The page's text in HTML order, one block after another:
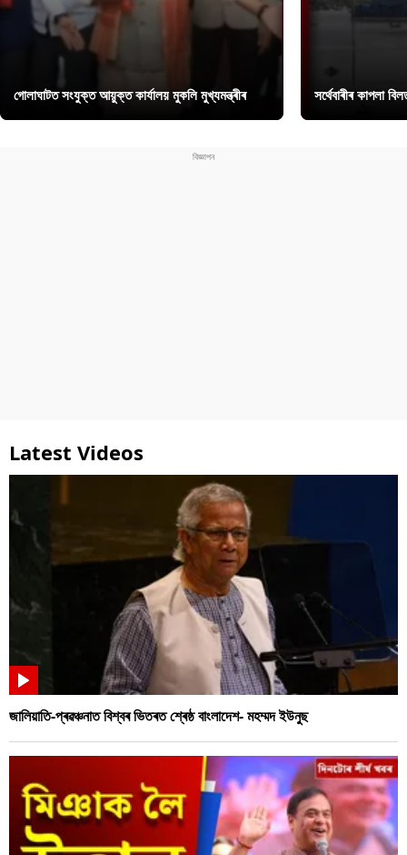
গোলাঘাটত সংযুক্ত আয়ুক্ত কাৰ্যালয় মুকলি মুখ্যমন্ত্ৰীৰ সৰ্থেবাৰীৰ কাপলা
Latest Videos
জালিয়াতি-প্ৰৱঞ্চনাত বিশ্বৰ ভিতৰত শ্ৰেষ্ঠ বাংলাদেশ- মহম্মদ ইউনুছ